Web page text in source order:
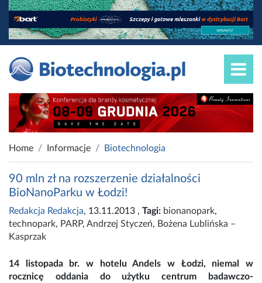
Home Informacje Biotechnologia
90 mln zł na rozszerzenie działalności
BioNanoParku w Łodzi!
Redakcja Redakcja, 13.11.2013 , Tagi: bionanopark,
technopark, PARP, Andrzej Styczeń, Bożena Lublińska –
Kasprzak
14 listopada br. w hotelu Andels w Łodzi, niemal w
rocznicę oddania do użytku centrum badawczo-